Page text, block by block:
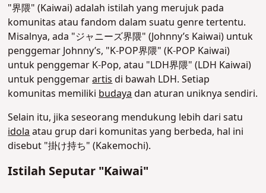
"界隈" (Kaiwai) adalah istilah yang merujuk pada
komunitas atau fandom dalam suatu genre tertentu.
Misalnya, ada "ジャニーズ界隈" (Johnny’s Kaiwai) untuk
penggemar Johnny’s, "K-POP界隈" (K-POP Kaiwai)
untuk penggemar K-Pop, atau "LDH界隈" (LDH Kaiwai)
untuk penggemarartisdi bawah LDH. Setiap
komunitas memilikibudayadan aturan uniknya sendiri.
Selain itu, jika seseorang mendukung lebih dari satu
idolaatau grup dari komunitas yang berbeda, hal ini
disebut "掛け持ち" (Kakemochi).
Istilah Seputar "Kaiwai"